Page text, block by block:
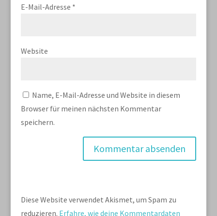
E-Mail-Adresse *
Website
Name, E-Mail-Adresse und Website in diesem
Browser für meinen nächsten Kommentar
speichern.
Diese Website verwendet Akismet, um Spam zu
reduzieren. Erfahre, wie deine Kommentardaten